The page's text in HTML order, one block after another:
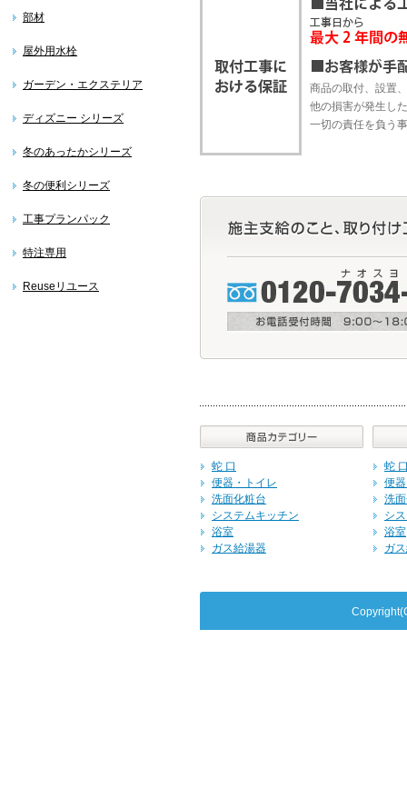
部材
屋外用水栓
ガーデン・エクステリア
ディズニー シリーズ
冬のあったかシリーズ
冬の便利シリーズ
工事プランパック
特注専用
Reuseリユース
商品の取付、設置
他の損害が発生し
一切の責任を負う
蛇 口
便器・トイレ
洗面化粧台
システムキッチン
浴室
ガス給湯器
蛇
便
洗
シ
浴室
ガ